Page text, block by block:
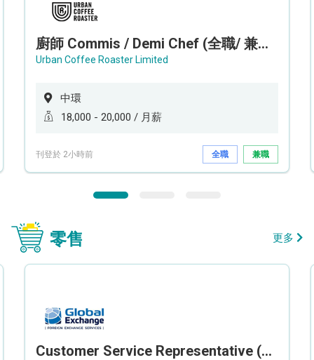
廚師 Commis / Demi Chef (全職/ 兼職) (工作地點:中環)
Urban Coffee Roaster Limited
中環
18,000 - 20,000 / 月薪
刊登於 2小時前 全職 兼職
零售 更多
Customer Service Representative (Airport)